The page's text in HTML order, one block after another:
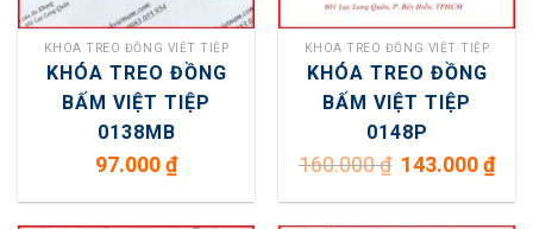
KHÓA TREO ĐỒNG VIỆT TIỆP
KHÓA TREO ĐỒNG
BẤM VIỆT TIỆP
0138MB
97.000₫
KHÓA TREO ĐỒNG VIỆT TIỆP
KHÓA TREO ĐỒNG
BẤM VIỆT TIỆP
0148P
160.000₫ Giá
gốc
160.000 ₫.
143.000₫Giá
hiện
là: